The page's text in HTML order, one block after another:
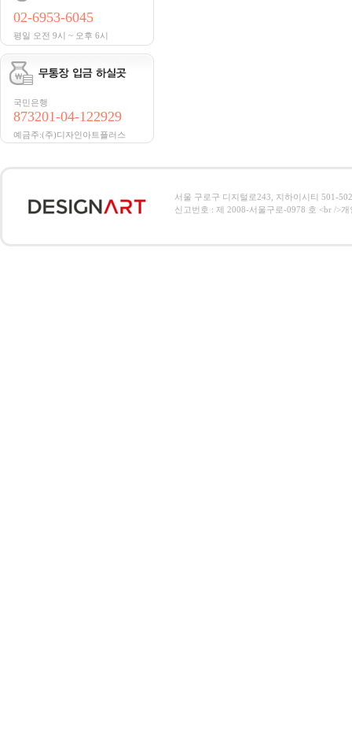
02-6953-6045
평일 오전 9시 ~ 오후 6시
국민은행
873201-04-122929
예금주:(주)디자인아트플러스
서울 구로구 디지털로243, 지하이시티 501-
신고번호 : 제 2008-서울구로-0978 호 <br />